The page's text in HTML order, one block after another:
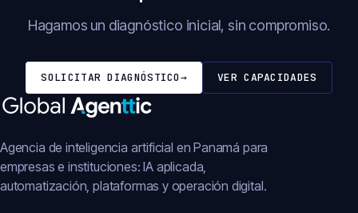
Hagamos un diagnóstico inicial, sin compromiso.
SOLICITAR DIAGNÓSTICO→ VER CAPACIDADES
Agencia de inteligencia artificial en Panamá para
empresas e instituciones: IA aplicada,
automatización, plataformas y operación digital.